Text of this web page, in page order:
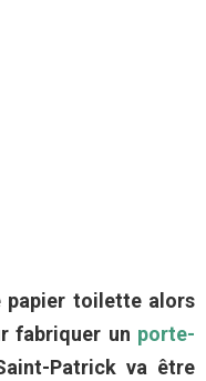
papier toilette alors
fabriquer un porte-
Patrick va être